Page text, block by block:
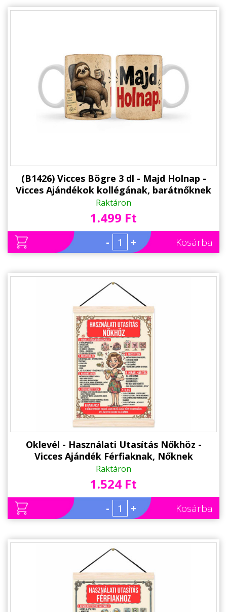
(B1426) Vicces Bögre 3 dl - Majd Holnap -
Vicces Ajándékok kollégának, barátnőknek
Raktáron
1.499 Ft
- + Kosárba
Oklevél - Használati Utasítás Nőkhöz -
Vicces Ajándék Férfiaknak, Nőknek
Raktáron
1.524 Ft
- + Kosárba